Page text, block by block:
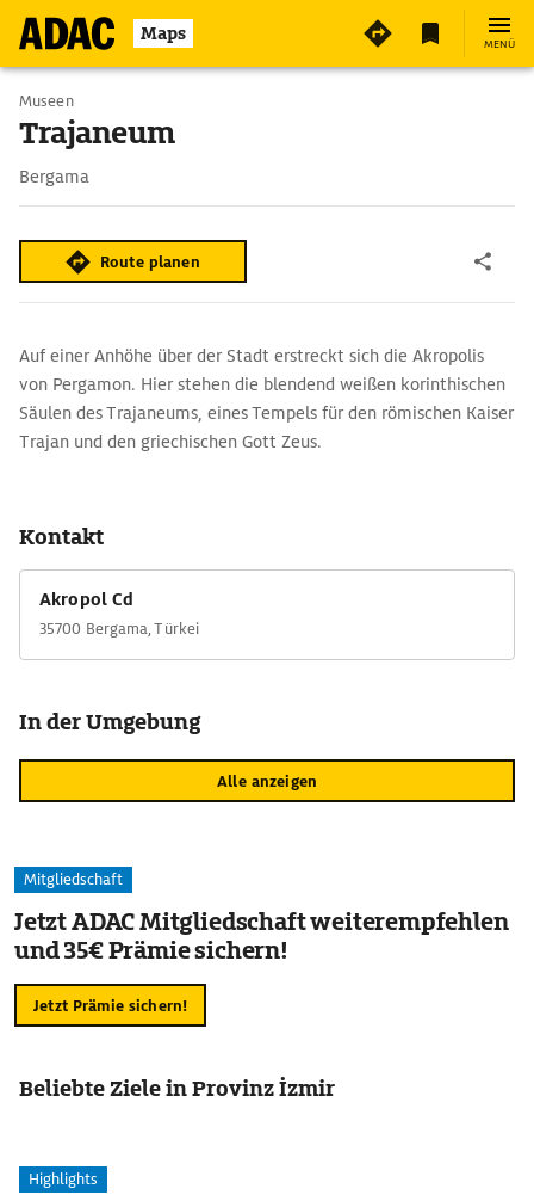
Maps MENÜ
Museen
Trajaneum
Bergama
Route planen
Auf einer Anhöhe über der Stadt erstreckt sich die Akropolis
von Pergamon. Hier stehen die blendend weißen korinthischen
Säulen des Trajaneums, eines Tempels für den römischen Kaiser
Trajan und den griechischen Gott Zeus.
Kontakt
Akropol Cd
35700 Bergama, Türkei
In der Umgebung
Alle anzeigen
Mitgliedschaft
Jetzt ADAC Mitgliedschaft weiterempfehlen
und 35€ Prämie sichern!
Jetzt Prämie sichern!
Beliebte Ziele in Provinz İzmir
Highlights